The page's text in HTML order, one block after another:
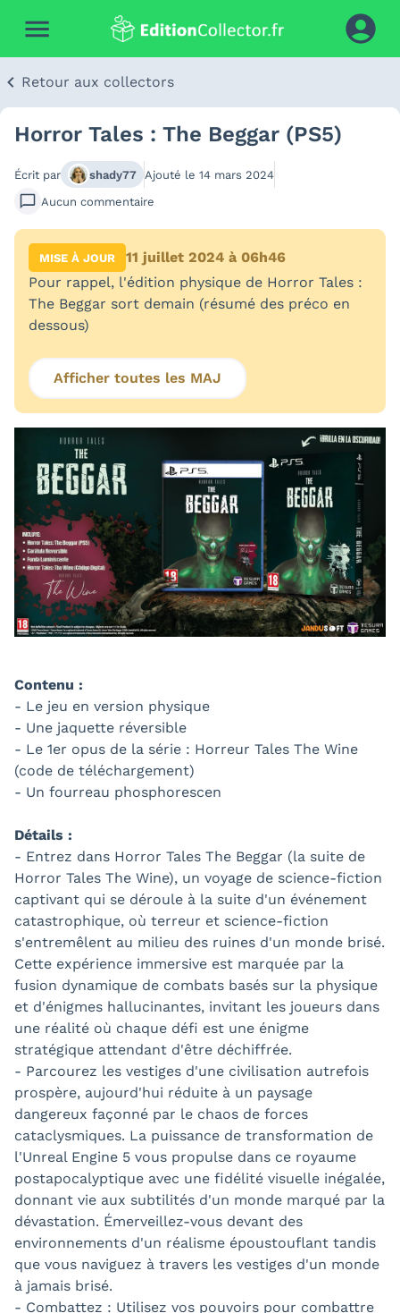
Retour aux collectors
Horror Tales : The Beggar (PS5)
Écrit par shady77 Ajouté le 14 mars 2024
Aucun commentaire
MISE À JOUR
11 juillet 2024 à 06h46
Pour rappel, l'édition physique de Horror Tales :
The Beggar sort demain (résumé des préco en
dessous)
Afficher toutes les MAJ
Contenu :
- Le jeu en version physique
- Une jaquette réversible
- Le 1er opus de la série : Horreur Tales The Wine
(code de téléchargement)
- Un fourreau phosphorescen
Détails :
- Entrez dans Horror Tales The Beggar (la suite de
Horror Tales The Wine), un voyage de science-fiction
captivant qui se déroule à la suite d'un événement
catastrophique, où terreur et science-fiction
s'entremêlent au milieu des ruines d'un monde brisé.
Cette expérience immersive est marquée par la
fusion dynamique de combats basés sur la physique
et d'énigmes hallucinantes, invitant les joueurs dans
une réalité où chaque défi est une énigme
stratégique attendant d'être déchiffrée.
- Parcourez les vestiges d'une civilisation autrefois
prospère, aujourd'hui réduite à un paysage
dangereux façonné par le chaos de forces
cataclysmiques. La puissance de transformation de
l'Unreal Engine 5 vous propulse dans ce royaume
postapocalyptique avec une fidélité visuelle inégalée,
donnant vie aux subtilités d'un monde marqué par la
dévastation. Émerveillez-vous devant des
environnements d'un réalisme époustouflant tandis
que vous naviguez à travers les vestiges d'un monde
à jamais brisé.
- Combattez : Utilisez vos pouvoirs pour combattre